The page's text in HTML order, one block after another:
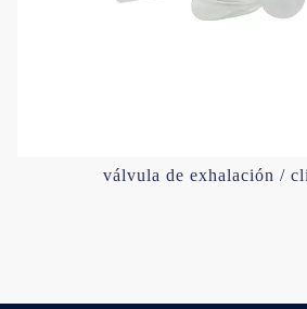
válvula de exhalación /